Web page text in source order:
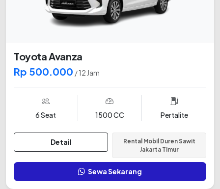
Toyota Avanza
Rp 500.000 / 12 Jam
6 Seat 1500 CC Pertalite
Detail
Rental Mobil Duren Sawit
Jakarta Timur
Sewa Sekarang